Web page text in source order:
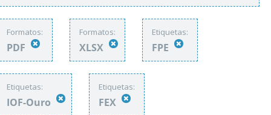
Formatos:
PDF
Formatos:
XLSX
Etiquetas:
FPE
Etiquetas:
IOF-Ouro
Etiquetas:
FEX